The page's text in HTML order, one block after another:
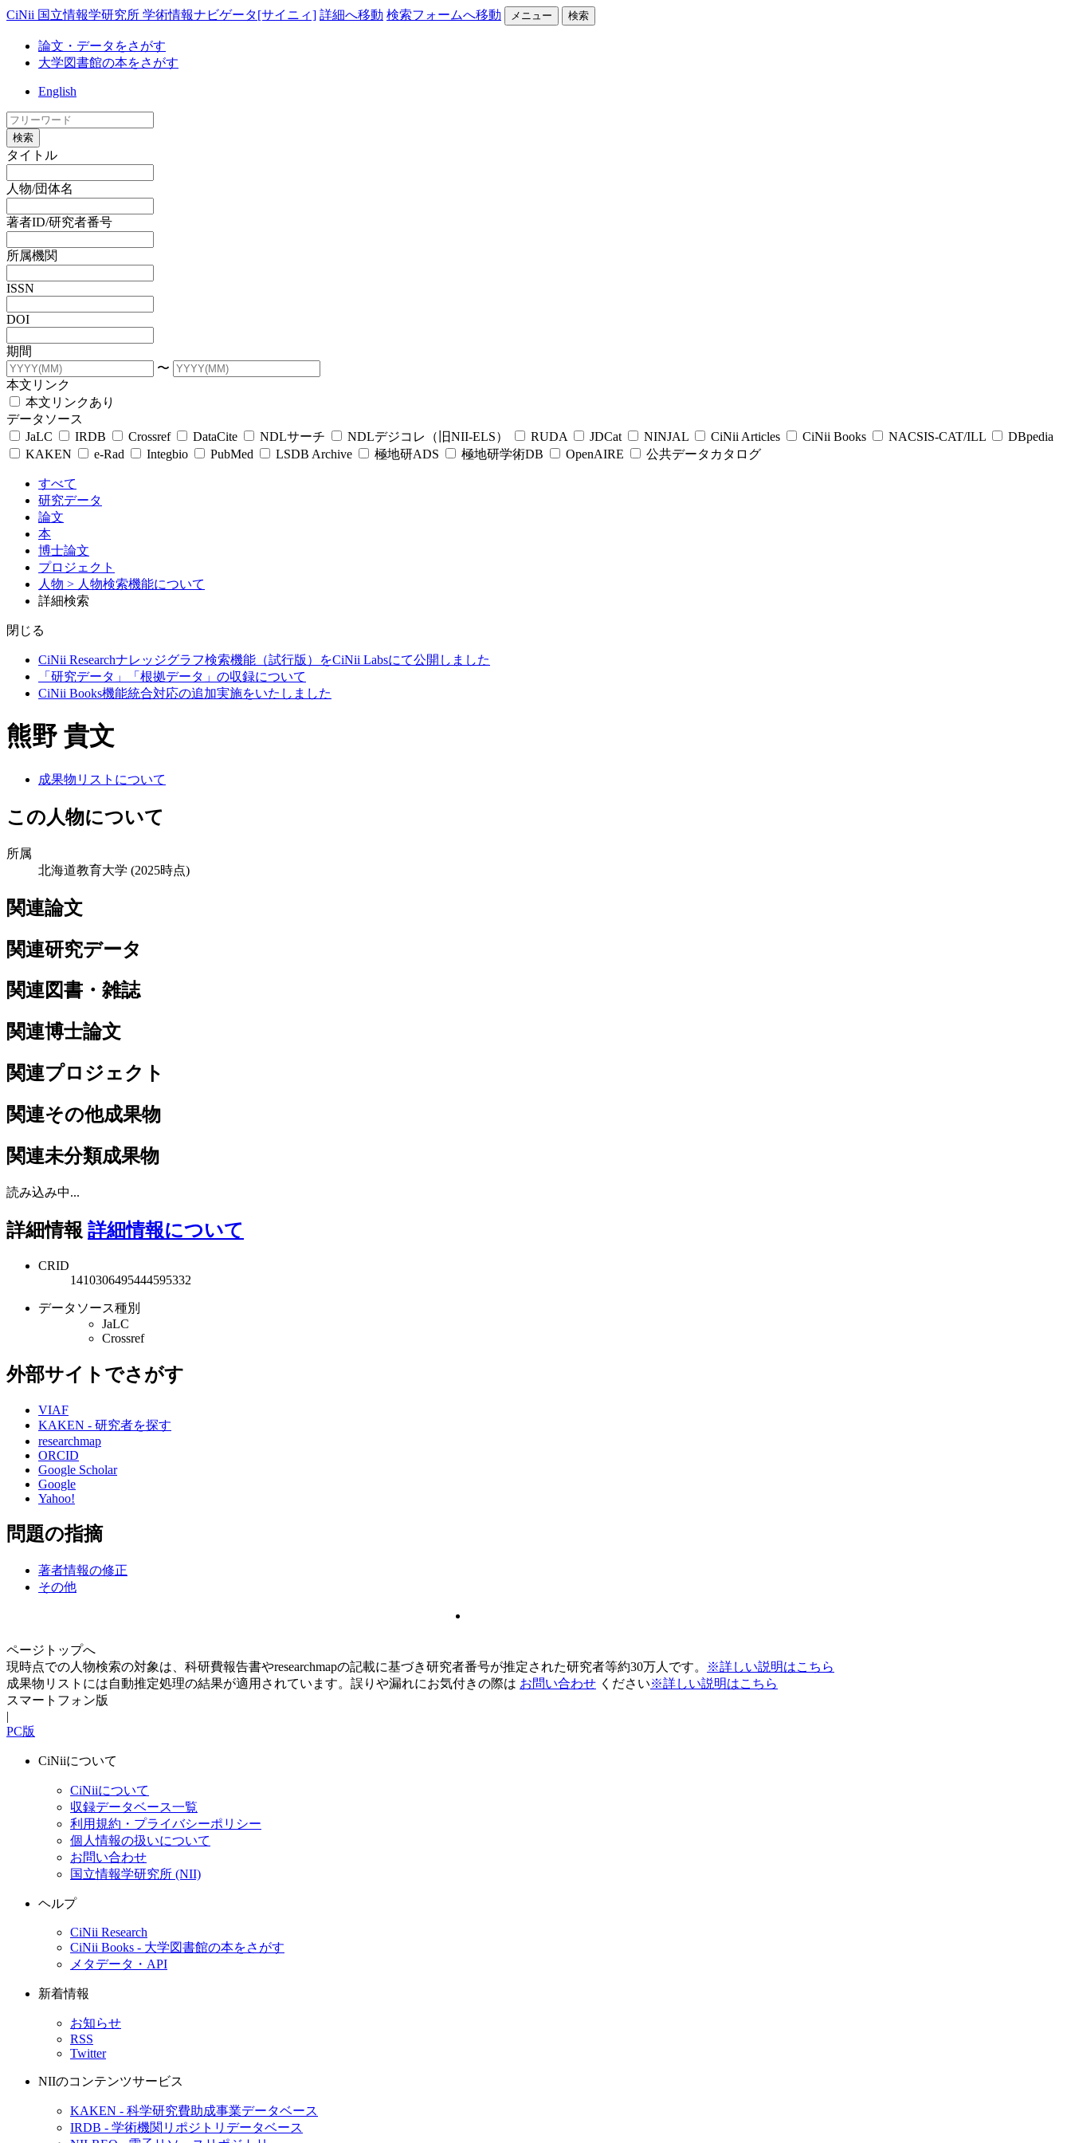
CiNii 国立情報学研究所 学術情報ナビゲータ[サイニィ] 詳細へ移動 検索フォームへ移動 メニュー 検索
論文・データをさがす
大学図書館の本をさがす
English
検索
タイトル
人物/団体名
著者ID/研究者番号
所属機関
ISSN
DOI
期間
〜
本文リンク
本文リンクあり
データソース
JaLC
IRDB Crossref DataCite NDLサーチ NDLデジコレ（旧NII-ELS） RUDA JDCat NINJAL CiNii Articles CiNii Books NACSIS-CAT/ILL
DBpedia
KAKEN
e-Rad Integbio PubMed LSDB Archive 極地研ADS 極地研学術DB OpenAIRE 公共データカタログ
すべて
研究データ
論文
本
博士論文
プロジェクト
人物 > 人物検索機能について
詳細検索
閉じる
CiNii Researchナレッジグラフ検索機能（試行版）をCiNii Labsにて公開しました
「研究データ」「根拠データ」の収録について
CiNii Books機能統合対応の追加実施をいたしました
熊野 貴文
成果物リストについて
この人物について
所属
北海道教育大学 (2025時点)
関連論文
関連研究データ
関連図書・雑誌
関連博士論文
関連プロジェクト
関連その他成果物
関連未分類成果物
読み込み中...
詳細情報 詳細情報について
CRID
1410306495444595332
データソース種別
JaLC
Crossref
外部サイトでさがす
VIAF
KAKEN - 研究者を探す
researchmap
ORCID
Google Scholar
Google
Yahoo!
問題の指摘
著者情報の修正
その他
ページトップへ
現時点での人物検索の対象は、科研費報告書やresearchmapの記載に基づき研究者番号が推定された研究者等約30万人です。
※詳しい説明はこちら
成果物リストには自動推定処理の結果が適用されています。誤りや漏れにお気付きの際は お問い合わせ ください※詳しい説明はこちら
スマートフォン版
|
PC版
CiNiiについて
CiNiiについて
収録データベース一覧
利用規約・プライバシーポリシー
個人情報の扱いについて
お問い合わせ
国立情報学研究所 (NII)
ヘルプ
CiNii Research
CiNii Books - 大学図書館の本をさがす
メタデータ・API
新着情報
お知らせ
RSS
Twitter
NIIのコンテンツサービス
KAKEN - 科学研究費助成事業データベース
IRDB - 学術機関リポジトリデータベース